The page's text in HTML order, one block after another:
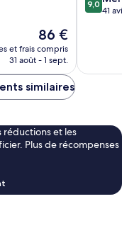
Le
nouveau
prix
de
86 €
et frais compris
31 août - 1 sept.
sur
9,0
41
similaires
réductions et les
Plus de récompenses